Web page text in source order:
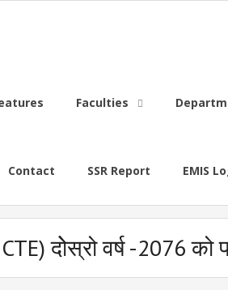
Faculties
Contact SSR Report EMIS
दोेस्रो वर्ष -2076 को